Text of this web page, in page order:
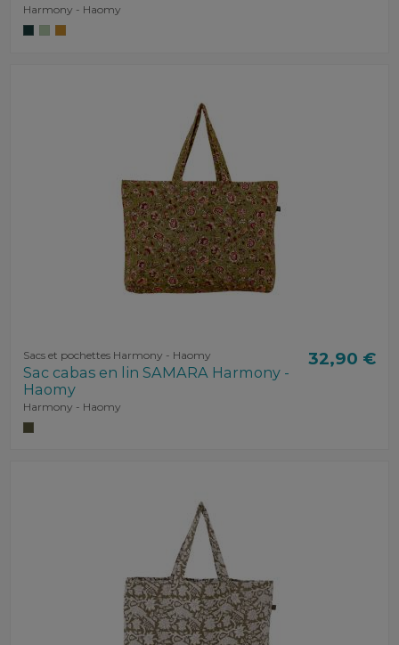
Harmony - Haomy
Sacs et pochettes Harmony - Haomy
Sac cabas en lin SAMARA Harmony -
Haomy
Harmony - Haomy
32,90 €